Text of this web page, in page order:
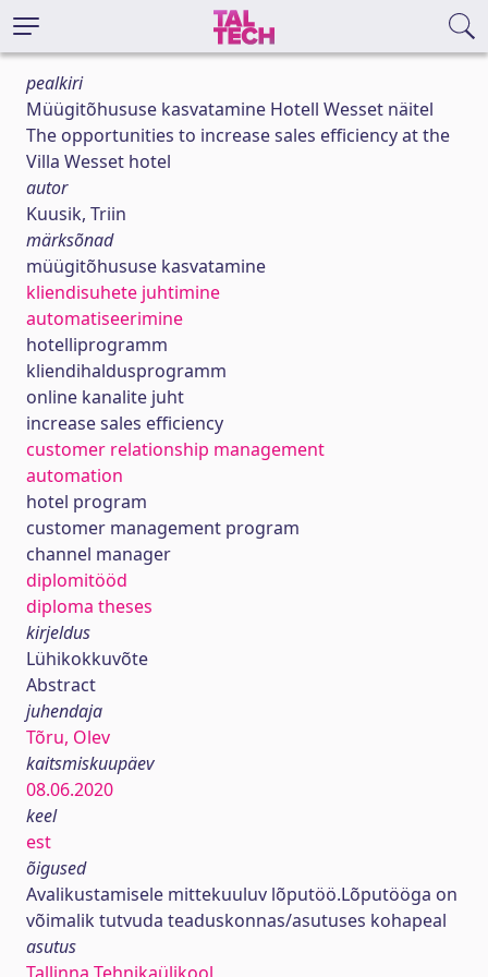
pealkiri
Müügitõhususe kasvatamine Hotell Wesset näitel
The opportunities to increase sales efficiency at the
Villa Wesset hotel
autor
Kuusik, Triin
märksõnad
müügitõhususe kasvatamine
kliendisuhete juhtimine
automatiseerimine
hotelliprogramm
kliendihaldusprogramm
online kanalite juht
increase sales efficiency
customer relationship management
automation
hotel program
customer management program
channel manager
diplomitööd
diploma theses
kirjeldus
Lühikokkuvõte
Abstract
juhendaja
Tõru, Olev
kaitsmiskuupäev
08.06.2020
keel
est
õigused
Avalikustamisele mittekuuluv lõputöö.Lõputööga on
võimalik tutvuda teaduskonnas/asutuses kohapeal
asutus